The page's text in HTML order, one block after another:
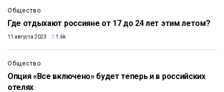
Общество
Где отдыхают россияне от 17 до 24 лет этим летом?
11 августа 2023 1.6k
Общество
Опция «Все включено» будет теперь и в российских
отелях